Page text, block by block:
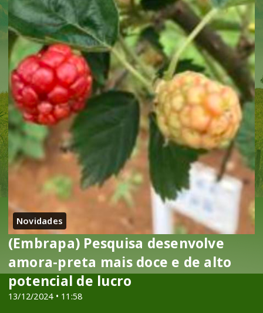
Novidades
13/12/2024 • 11:58
(Embrapa) Pesquisa desenvolve
amora-preta mais doce e de alto
potencial de lucro